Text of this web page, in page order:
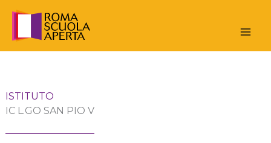
contenuto
ISTITUTO
IC L.GO SAN PIO V